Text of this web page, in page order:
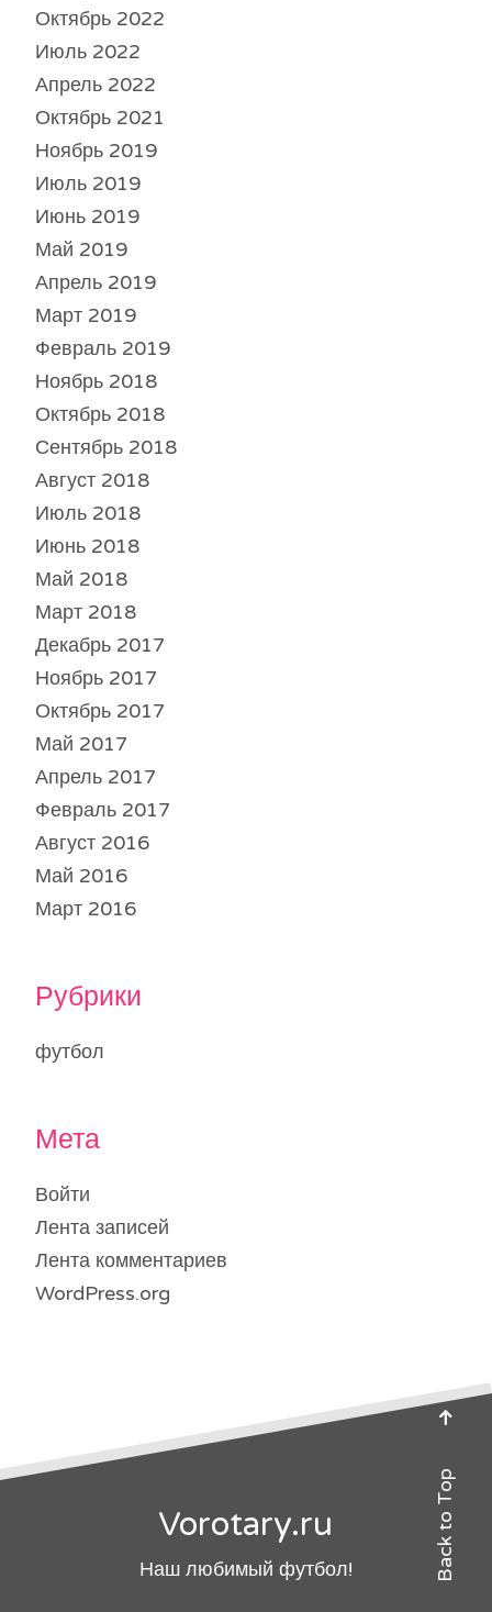
Октябрь 2022
Июль 2022
Апрель 2022
Октябрь 2021
Ноябрь 2019
Июль 2019
Июнь 2019
Май 2019
Апрель 2019
Март 2019
Февраль 2019
Ноябрь 2018
Октябрь 2018
Сентябрь 2018
Август 2018
Июль 2018
Июнь 2018
Май 2018
Март 2018
Декабрь 2017
Ноябрь 2017
Октябрь 2017
Май 2017
Апрель 2017
Февраль 2017
Август 2016
Май 2016
Март 2016
Рубрики
футбол
Мета
Войти
Лента записей
Лента комментариев
WordPress.org
Vorotary.ru
Наш любимый футбол! Back to Top